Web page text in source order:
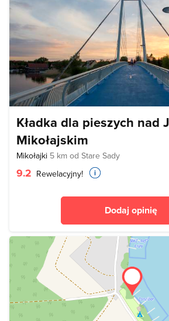
Kładka dla pieszych nad
Mikołajskim
Mikołajki 5 km od Stare Sady
9.2 Rewelacyjny!
Dodaj opinię